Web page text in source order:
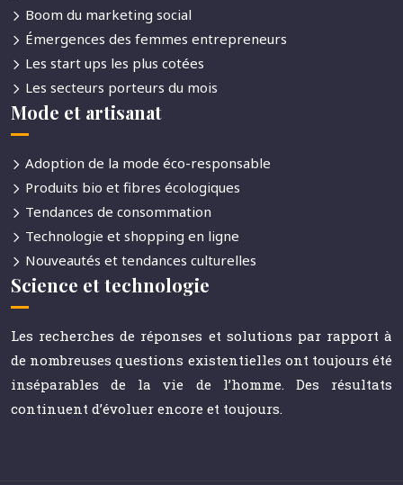
Boom du marketing social
Émergences des femmes entrepreneurs
Les start ups les plus cotées
Les secteurs porteurs du mois
Mode et artisanat
Adoption de la mode éco-responsable
Produits bio et fibres écologiques
Tendances de consommation
Technologie et shopping en ligne
Nouveautés et tendances culturelles
Science et technologie
Les recherches de réponses et solutions par rapport à
de nombreuses questions existentielles ont toujours été
inséparables de la vie de l’homme. Des résultats
continuent d’évoluer encore et toujours.